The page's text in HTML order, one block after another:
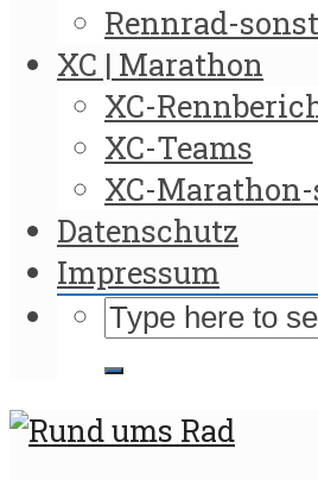
Rennrad-
XC | Marathon
XC-
XC-Teams
XC-
Datenschutz
Impressum